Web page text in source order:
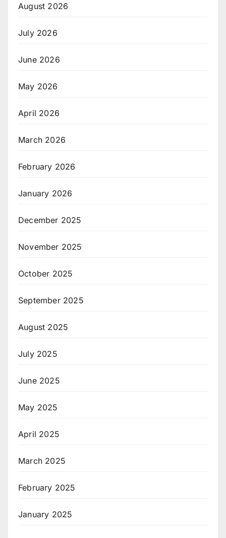
August 2026
July 2026
June 2026
May 2026
April 2026
March 2026
February 2026
January 2026
December 2025
November 2025
October 2025
September 2025
August 2025
July 2025
June 2025
May 2025
April 2025
March 2025
February 2025
January 2025